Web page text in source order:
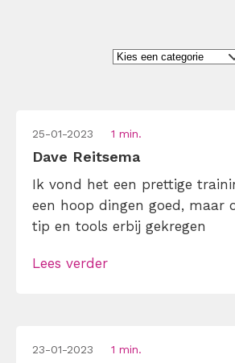
25-01-2023 1 min.
Dave Reitsema
Ik vond het een prettige
een hoop dingen goed, maar
tip en tools erbij gekregen
Lees verder
23-01-2023 1 min.